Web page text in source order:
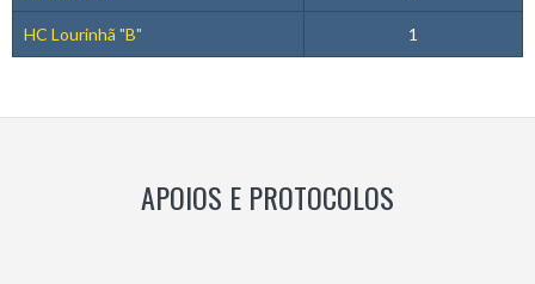
HC Lourinhã "B" 1
APOIOS E PROTOCOLOS